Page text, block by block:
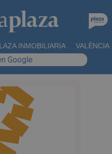
INMOBILIARIA VALÈNCIA
Google